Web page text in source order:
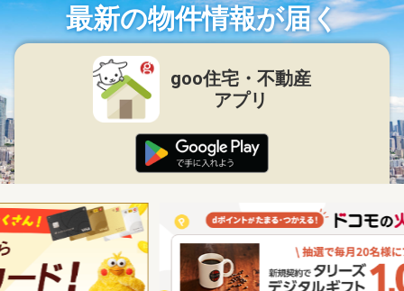
最新の物件情報が届く
goo住宅・不動産
アプリ